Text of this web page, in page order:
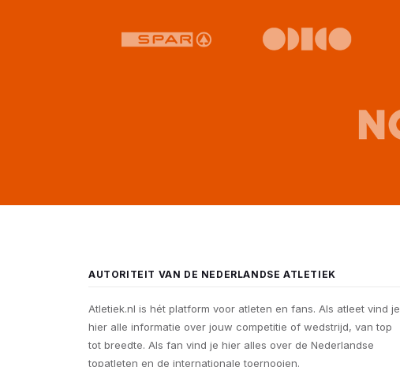
AUTORITEIT VAN DE NEDERLANDSE ATLETIEK
Atletiek.nl is hét platform voor atleten en fans. Als atleet vind je
hier alle informatie over jouw competitie of wedstrijd, van top
tot breedte. Als fan vind je hier alles over de Nederlandse
topatleten en de internationale toernooien.